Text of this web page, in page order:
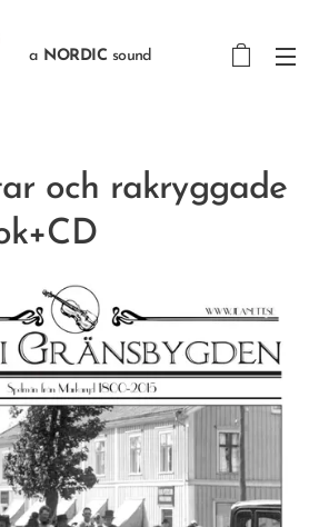
a NORDIC sound
och rakryggade